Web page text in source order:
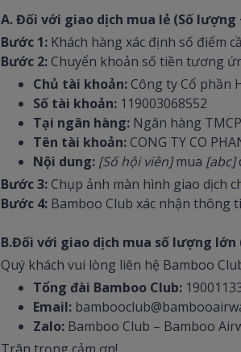
A. Đối với giao dịch mua lẻ (Số lượng
Bước 1: Khách hàng xác định số điểm
Bước 2: Chuyển khoản số tiền tương
Chủ tài khoản: Công ty Cổ phần
Số tài khoản: 119003068552
Tại ngân hàng: Ngân hàng
Tên tài khoản: CONG TY CO
Nội dung: [Số hội viên]mua [abc]
Bước 3: Chụp ảnh màn hình giao dịch
Bước 4: Bamboo Club xác nhận thông
B.Đối với giao dịch mua số lượng lớn
Quý khách vui lòng liên hệ Bamboo
Tổng đài Bamboo Club:
Email:
Zalo: Bamboo Club – Bamboo